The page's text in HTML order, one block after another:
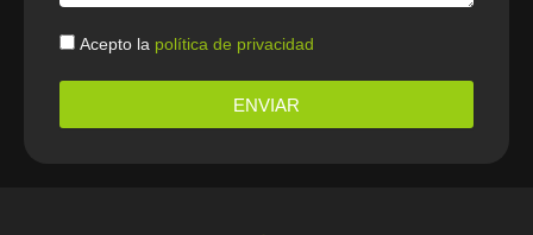
Politica
Acepto la política de privacidad
ENVIAR